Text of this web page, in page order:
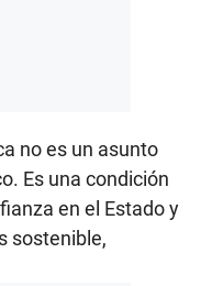
no es un asunto
Es una condición
en el Estado y
sostenible,